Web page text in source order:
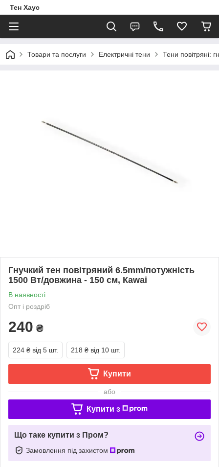
Тен Хаус
Товари та послуги Електричні тени Тени повітряні:
Гнучкий тен повітряний 6.5mm/потужність
1500 Вт/довжина - 150 см, Каwai
В наявності
Опт і роздріб
240 ₴
224 ₴ від 5 шт. 218 ₴ від 10 шт.
Купити
або
Купити з
Що таке купити з Пром?
Замовлення під захистом